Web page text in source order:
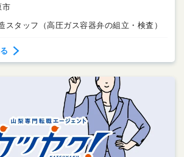
市
スタッフ（高圧ガス容器弁の組立・検査）